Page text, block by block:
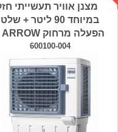
מצנן אוויר תעשייתי
במיוחד 90 ליטר + שלט
הפעלה מרחוק ARROW
600100-004